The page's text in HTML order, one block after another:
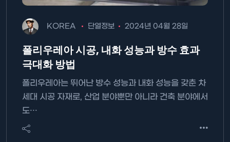
KOREA 단열정보 2024년 04월 28일
폴리우레아 시공, 내화 성능과 방수 효과
극대화 방법
폴리우레아는 뛰어난 방수 성능과 내화 성능을 갖춘 차
세대 시공 자재로, 산업 분야뿐만 아니라 건축 분야에서
도…